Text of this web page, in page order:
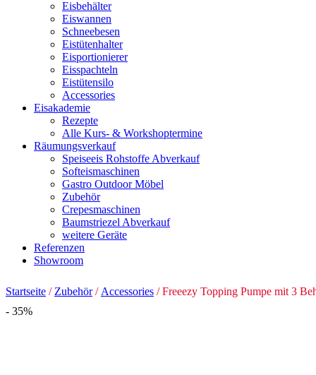
Eisbehälter
Eiswannen
Schneebesen
Eistütenhalter
Eisportionierer
Eisspachteln
Eistütensilo
Accessories
Eisakademie
Rezepte
Alle Kurs- & Workshoptermine
Räumungsverkauf
Speiseeis Rohstoffe Abverkauf
Softeismaschinen
Gastro Outdoor Möbel
Zubehör
Crepesmaschinen
Baumstriezel Abverkauf
weitere Geräte
Referenzen
Showroom
Startseite / Zubehör/ Accessories / Freeezy Topping Pumpe mit 3
- 35%